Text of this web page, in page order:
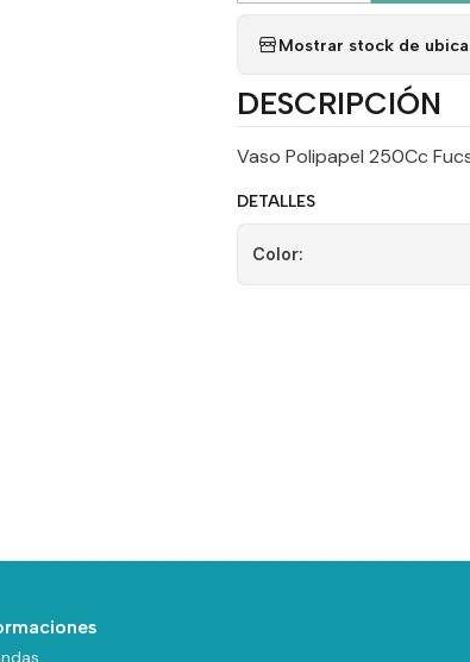
Mostrar stock de
DESCRIPCIÓN
Vaso Polipapel 250Cc
DETALLES
Color: